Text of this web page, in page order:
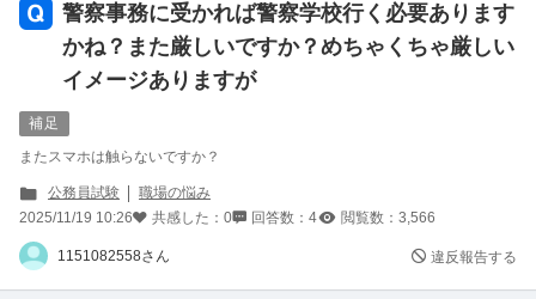
警察事務に受かれば警察学校行く必要あります
かね？また厳しいですか？めちゃくちゃ厳しい
イメージありますが
補足
またスマホは触らないですか？
公務員試験
職場の悩み
2025/11/19 10:26
共感した： 0 回答数： 4 閲覧数： 3,566
1151082558さん 違反報告する